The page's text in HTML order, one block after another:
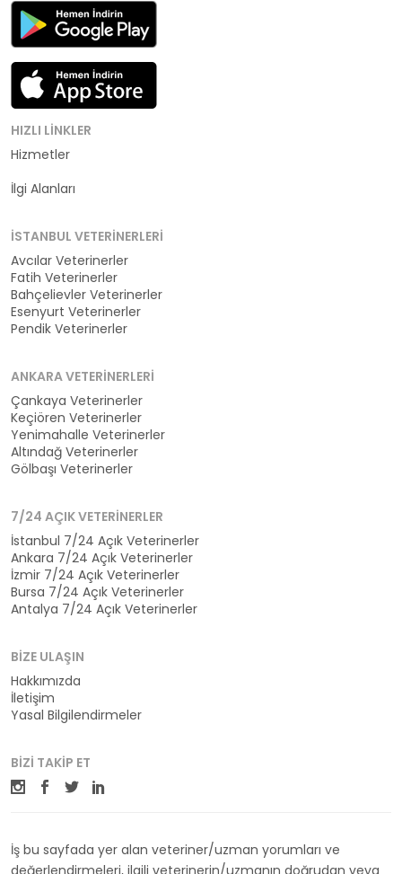
HIZLI LINKLER
Hizmetler
İlgi Alanları
İSTANBUL VETERINERLERI
Avcılar Veterinerler
Fatih Veterinerler
Bahçelievler Veterinerler
Esenyurt Veterinerler
Pendik Veterinerler
ANKARA VETERINERLERI
Çankaya Veterinerler
Keçiören Veterinerler
Yenimahalle Veterinerler
Altındağ Veterinerler
Gölbaşı Veterinerler
7/24 AÇIK VETERINERLER
İstanbul 7/24 Açık Veterinerler
Ankara 7/24 Açık Veterinerler
İzmir 7/24 Açık Veterinerler
Bursa 7/24 Açık Veterinerler
Antalya 7/24 Açık Veterinerler
BIZE ULAŞIN
Hakkımızda
İletişim
Yasal Bilgilendirmeler
BIZI TAKIP ET
İş bu sayfada yer alan veteriner/uzman yorumları ve